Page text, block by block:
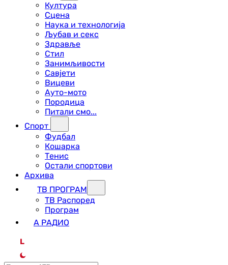
Култура
Сцена
Наука и технологија
Љубав и секс
Здравље
Стил
Занимљивости
Савјети
Вицеви
Ауто-мото
Породица
Питали смо...
Спорт
Фудбал
Кошарка
Тенис
Остали спортови
Архива
ТВ ПРОГРАМ
ТВ Распоред
Програм
А РАДИО
L